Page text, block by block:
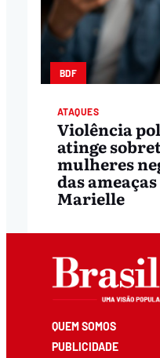
BDF
ATAQUES
Violência
atinge
mulheres
das
Marielle
QUEM SOMOS
PUBLICIDADE